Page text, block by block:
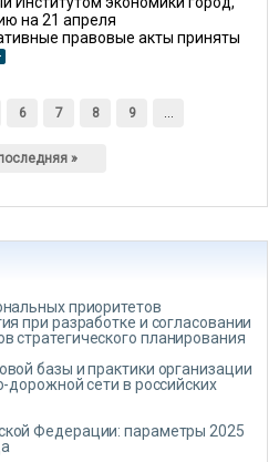
на 21 апреля
правовые акты приняты
6 7 8 9 …
»
приоритетов
при разработке и согласовании
стратегического планирования
базы и практики организации
дорожной сети в российских
Федерации: параметры 2025